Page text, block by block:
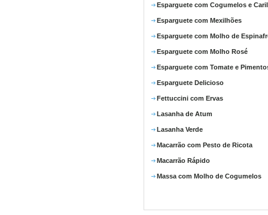
Esparguete com Cogumelos e Caril
Esparguete com Mexilhões
Esparguete com Molho de
Esparguete com Molho Rosé
Esparguete com Tomate e
Esparguete Delicioso
Fettuccini com Ervas
Lasanha de Atum
Lasanha Verde
Macarrão com Pesto de Ricota
Macarrão Rápido
Massa com Molho de Cogumelos